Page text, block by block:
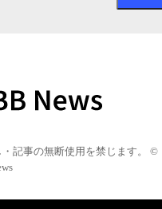
・記事の無断使用を禁じます。 ©